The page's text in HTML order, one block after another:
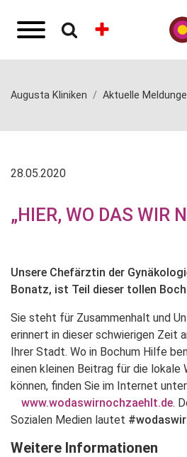
Augusta Kliniken Aktuelle
28.05.2020
„HIER, WO DAS WIR
Unsere Chefärztin der
Bonatz, ist Teil dieser tollen
Sie steht für Zusammenhalt und
erinnert in dieser schwierigen Zeit
Ihrer Stadt. Wo in Bochum Hilfe
einen kleinen Beitrag für die
können, finden Sie im Internet unter
www.wodaswirnochzaehlt.de.
Sozialen Medien lautet
Weitere Informationen